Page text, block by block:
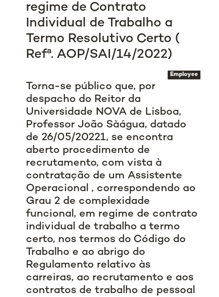
regime de Contrato
Individual de Trabalho a
Termo Resolutivo Certo (
Refª. AOP/SAI/14/2022)
Employee
Torna-se público que, por
despacho do Reitor da
Universidade NOVA de Lisboa,
Professor João Sàágua, datado
de 26/05/20221, se encontra
aberto procedimento de
recrutamento, com vista à
contratação de um Assistente
Operacional , correspondendo ao
Grau 2 de complexidade
funcional, em regime de contrato
individual de trabalho a termo
certo, nos termos do Código do
Trabalho e ao abrigo do
Regulamento relativo às
carreiras, ao recrutamento e aos
contratos de trabalho de pessoal